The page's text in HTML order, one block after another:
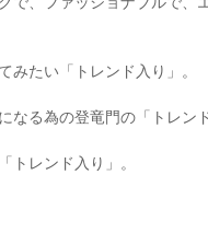
みたい「トレンド入り」。
なる為の登竜門の「トレン
トレンド入り」。